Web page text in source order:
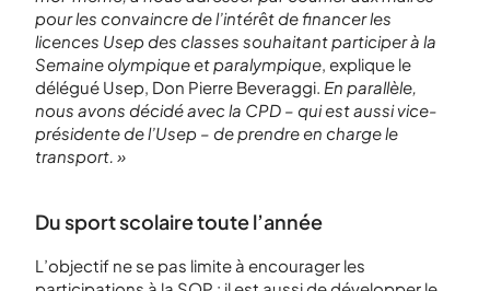
pour les convaincre de l’intérêt de financer les
licences Usep des classes souhaitant participer à la
Semaine olympique et paralympique, explique le
délégué Usep, Don Pierre Beveraggi. En parallèle,
nous avons décidé avec la CPD – qui est aussi vice-
présidente de l’Usep – de prendre en charge le
transport. »
Du sport scolaire toute l’année
L’objectif ne se pas limite à encourager les